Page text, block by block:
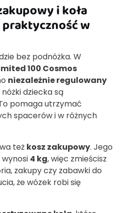
i koła
w
bez podnóżka. W
100 Cosmos
niezależnie regulowany
dziecka są
pomaga utrzymać
spacerów i w różnych
też kosz zakupowy. Jego
4 kg, więc zmieścisz
zakupy czy zabawki do
że wózek robi się